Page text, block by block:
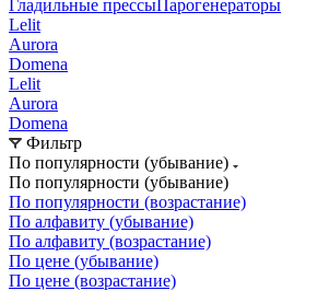
Гладильные прессыПарогенераторы
Lelit
Aurora
Domena
Lelit
Aurora
Domena
Фильтр
По популярности (убывание)
По популярности (убывание)
По популярности (возрастание)
По алфавиту (убывание)
По алфавиту (возрастание)
По цене (убывание)
По цене (возрастание)